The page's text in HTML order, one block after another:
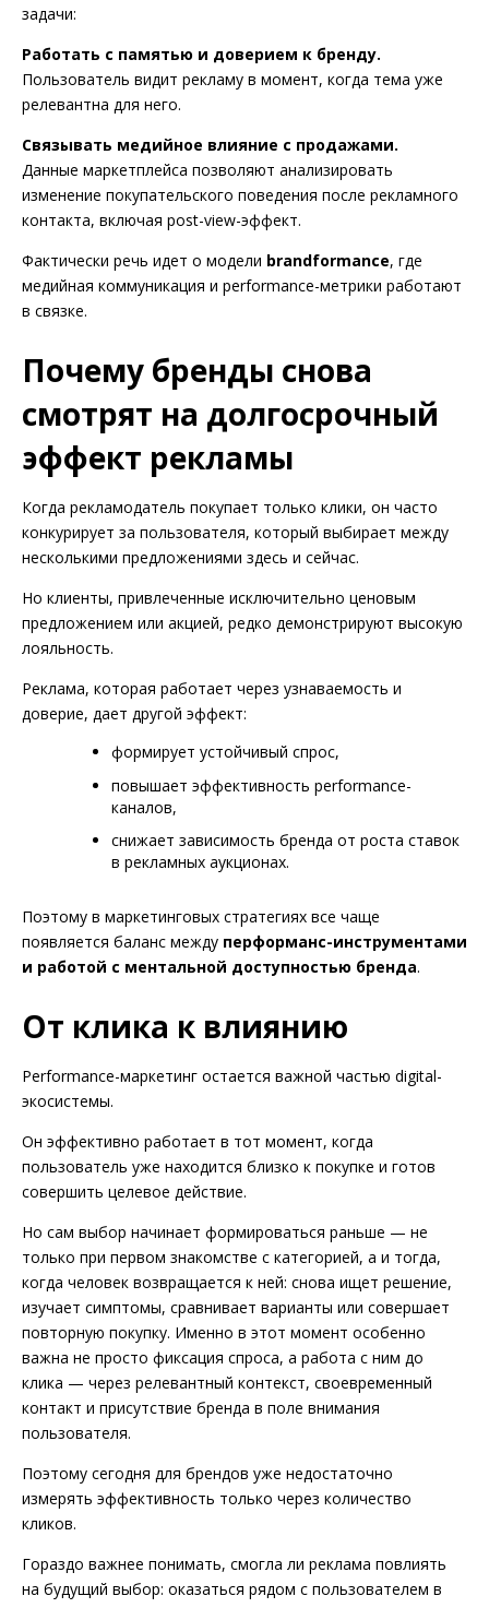
задачи:
Работать с памятью и доверием к бренду.
Пользователь видит рекламу в момент, когда тема уже
релевантна для него.
Связывать медийное влияние с продажами.
Данные маркетплейса позволяют анализировать
изменение покупательского поведения после рекламного
контакта, включая post-view-эффект.
Фактически речь идет о модели brandformance, где
медийная коммуникация и performance-метрики работают
в связке.
Почему бренды снова
смотрят на долгосрочный
эффект рекламы
Когда рекламодатель покупает только клики, он часто
конкурирует за пользователя, который выбирает между
несколькими предложениями здесь и сейчас.
Но клиенты, привлеченные исключительно ценовым
предложением или акцией, редко демонстрируют высокую
лояльность.
Реклама, которая работает через узнаваемость и
доверие, дает другой эффект:
формирует устойчивый спрос,
повышает эффективность performance-
каналов,
снижает зависимость бренда от роста ставок
в рекламных аукционах.
Поэтому в маркетинговых стратегиях все чаще
появляется баланс между перформанс-инструментами
и работой с ментальной доступностью бренда.
От клика к влиянию
Performance-маркетинг остается важной частью digital-
экосистемы.
Он эффективно работает в тот момент, когда
пользователь уже находится близко к покупке и готов
совершить целевое действие.
Но сам выбор начинает формироваться раньше — не
только при первом знакомстве с категорией, а и тогда,
когда человек возвращается к ней: снова ищет решение,
изучает симптомы, сравнивает варианты или совершает
повторную покупку. Именно в этот момент особенно
важна не просто фиксация спроса, а работа с ним до
клика — через релевантный контекст, своевременный
контакт и присутствие бренда в поле внимания
пользователя.
Поэтому сегодня для брендов уже недостаточно
измерять эффективность только через количество
кликов.
Гораздо важнее понимать, смогла ли реклама повлиять
на будущий выбор: оказаться рядом с пользователем в